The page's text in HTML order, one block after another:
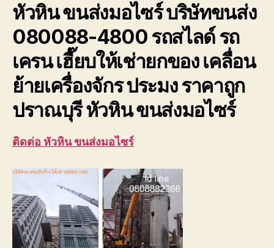
ขนส่ง
เพชร
หัวหิน ขนส่งมอไซร์ บริษัทขนส่ง
080088-4800 รถสไลด์ รถ
เครน เฮี๊ยบให้เช่ายกของ เคลื่อน
ย้ายเครื่องจักร ประมง ราคาถูก
ปราณบุรี หัวหิน ขนส่งมอไซร์
ติดต่อ หัวหิน ขนส่งมอไซร์